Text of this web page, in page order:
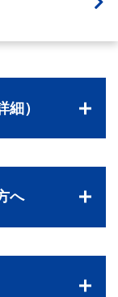
）
へ